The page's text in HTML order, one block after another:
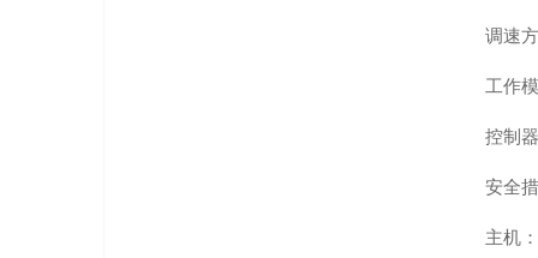
调速
工作
控制
安全
主机